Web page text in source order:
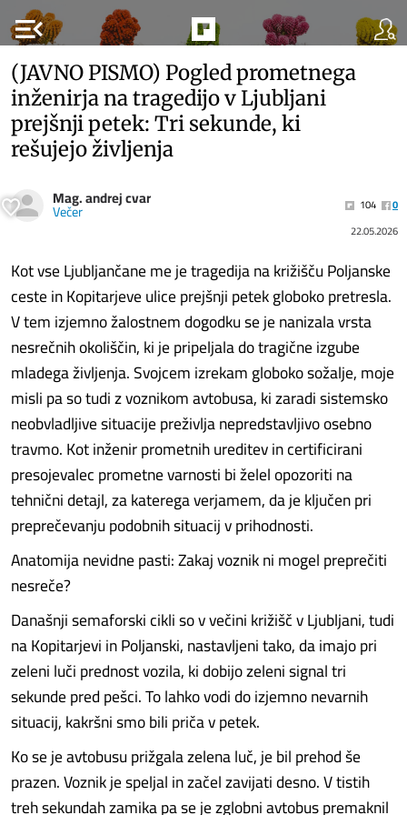
menu_open
(JAVNO PISMO) Pogled prometnega
inženirja na tragedijo v Ljubljani
prejšnji petek: Tri sekunde, ki
rešujejo življenja
Mag. andrej cvar
Večer 104
0
22.05.2026
Kot vse Ljubljančane me je tragedija na križišču Poljanske
ceste in Kopitarjeve ulice prejšnji petek globoko pretresla.
V tem izjemno žalostnem dogodku se je nanizala vrsta
nesrečnih okoliščin, ki je pripeljala do tragične izgube
mladega življenja. Svojcem izrekam globoko sožalje, moje
misli pa so tudi z voznikom avtobusa, ki zaradi sistemsko
neobvladljive situacije preživlja nepredstavljivo osebno
travmo. Kot inženir prometnih ureditev in certificirani
presojevalec prometne varnosti bi želel opozoriti na
tehnični detajl, za katerega verjamem, da je ključen pri
preprečevanju podobnih situacij v prihodnosti.
Anatomija nevidne pasti: Zakaj voznik ni mogel preprečiti
nesreče?
Današnji semaforski cikli so v večini križišč v Ljubljani, tudi
na Kopitarjevi in Poljanski, nastavljeni tako, da imajo pri
zeleni luči prednost vozila, ki dobijo zeleni signal tri
sekunde pred pešci. To lahko vodi do izjemno nevarnih
situacij, kakršni smo bili priča v petek.
Ko se je avtobusu prižgala zelena luč, je bil prehod še
prazen. Voznik je speljal in začel zavijati desno. V tistih
treh sekundah zamika pa se je zglobni avtobus premaknil